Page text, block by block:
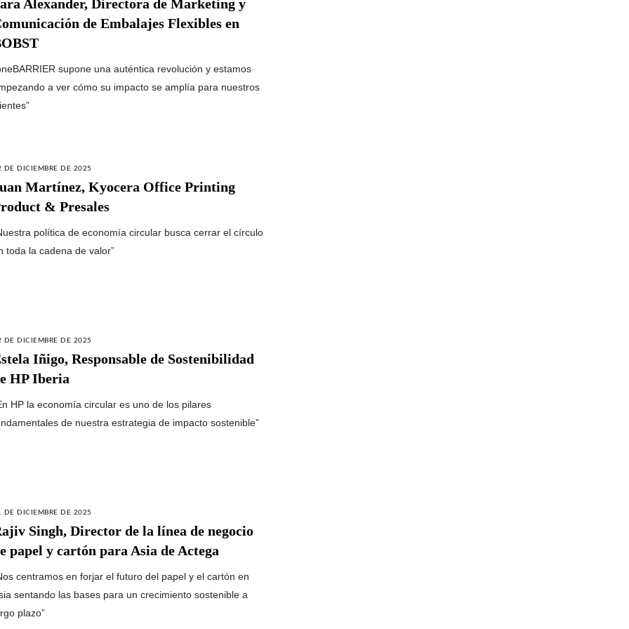
Alexander, Directora de Marketing y
de Embalajes Flexibles en
supone una auténtica revolución y estamos
a ver cómo su impacto se amplía para nuestros
DE DICIEMBRE DE 2025
Martínez, Kyocera Office Printing
& Presales
política de economía circular busca cerrar el círculo
toda la cadena de valor”
DE DICIEMBRE DE 2025
Iñigo, Responsable de Sostenibilidad
HP Iberia
HP la economía circular es uno de los pilares
de nuestra estrategia de impacto sostenible”
DE DICIEMBRE DE 2025
Singh, Director de la línea de negocio
papel y cartón para Asia de Actega
centramos en forjar el futuro del papel y el cartón en
sentando las bases para un crecimiento sostenible a
plazo”